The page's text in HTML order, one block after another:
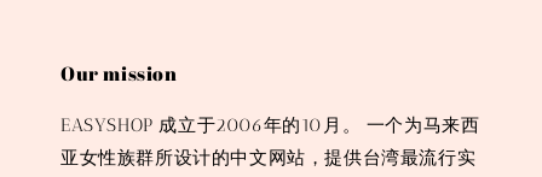
Our mission
EASYSHOP 成立于2006年的10月。 一个为马来西
亚女性族群所设计的中文网站，提供台湾最流行实